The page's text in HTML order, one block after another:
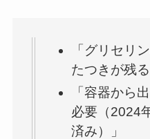
「グリセリ
たつきが残る
「容器から
必要（2024
済み）」